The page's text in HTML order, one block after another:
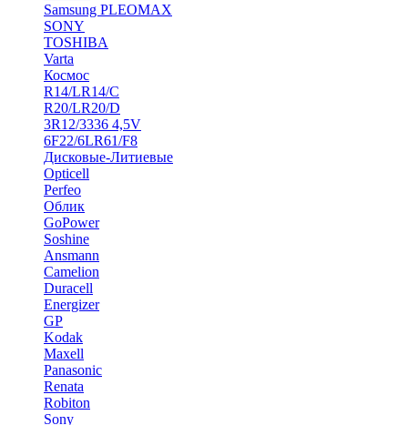
Samsung PLEOMAX
SONY
TOSHIBA
Varta
Космос
R14/LR14/C
R20/LR20/D
3R12/3336 4,5V
6F22/6LR61/F8
Дисковые-Литиевые
Opticell
Perfeo
Облик
GoPower
Soshine
Ansmann
Camelion
Duracell
Energizer
GP
Kodak
Maxell
Panasonic
Renata
Robiton
Sony